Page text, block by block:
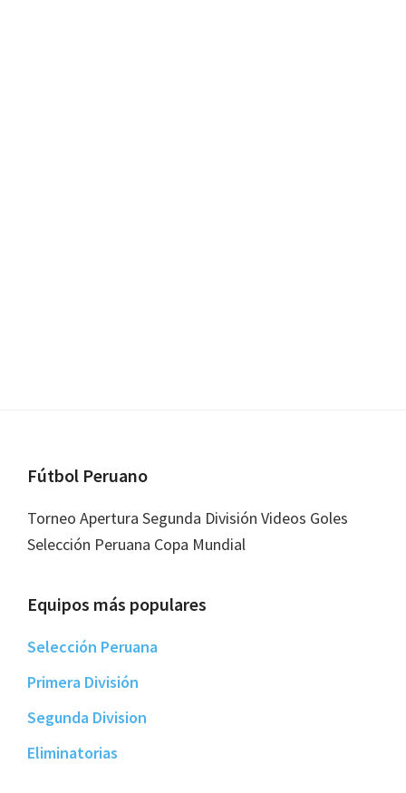
Footer
Fútbol Peruano
Torneo Apertura Segunda División Videos Goles
Selección Peruana Copa Mundial
Equipos más populares
Selección Peruana
Primera División
Segunda Division
Eliminatorias